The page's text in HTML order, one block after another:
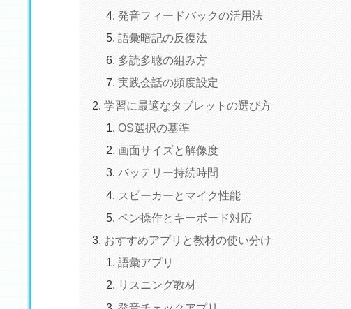
発音フィードバックの活用法
語彙暗記の反復法
多読多聴の組み方
実践会話の頻度設定
学習に最適なタブレットの選び方
OS選択の基準
画面サイズと解像度
バッテリー持続時間
スピーカーとマイク性能
ペン操作とキーボード対応
おすすめアプリと教材の使い分け
語彙アプリ
リスニング教材